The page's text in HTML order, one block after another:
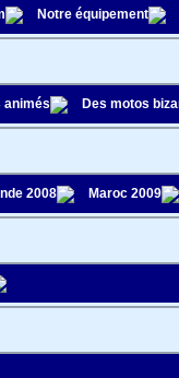
Notre équipement
animés Des motos
2008 Maroc 2009